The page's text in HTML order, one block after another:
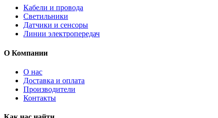
Кабели и провода
Светильники
Датчики и сенсоры
Линии электропередач
О Компании
О нас
Доставка и оплата
Производители
Контакты